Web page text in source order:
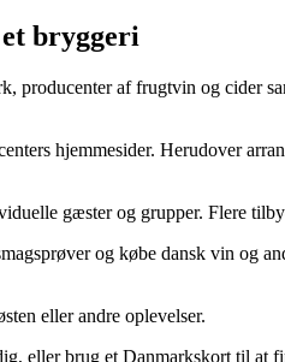
bryggeri
producenter af frugtvin og cider
hjemmesider. Herudover
gæster og grupper. Flere
og købe dansk vin og
eller andre oplevelser.
eller brug et Danmarkskort til at